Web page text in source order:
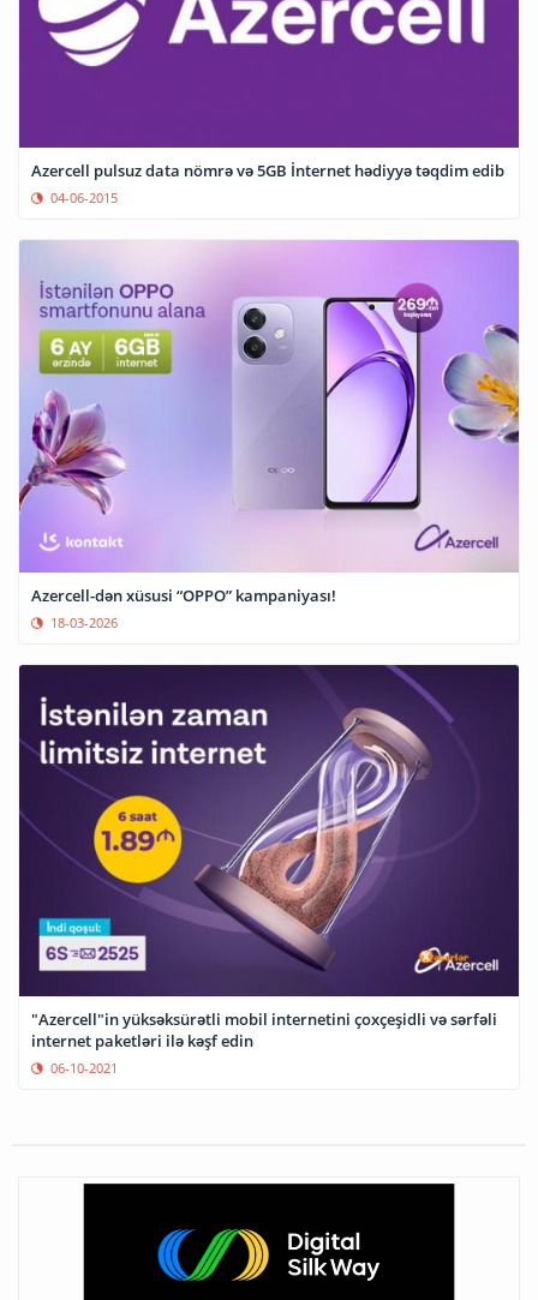
Azercell pulsuz data nömrə və 5GB İnternet hədiyyə təqdim edib
04-06-2015
Azercell-dən xüsusi “OPPO” kampaniyası!
18-03-2026
"Azercell"in yüksəksürətli mobil internetini çoxçeşidli və sərfəli
internet paketləri ilə kəşf edin
06-10-2021